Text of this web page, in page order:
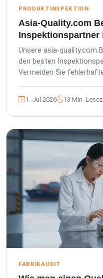
PRODUKTINSPEKTION
Asia-Quality.com
Inspektionspartner
wählen
Unsere asia-quality.com
den besten
Vermeiden Sie
1. Jul 2026 13 Min.
FABRIKAUDIT